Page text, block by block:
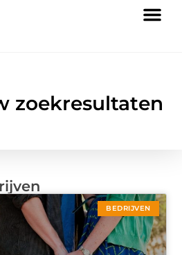
zoekresultaten
BEDRIJVEN